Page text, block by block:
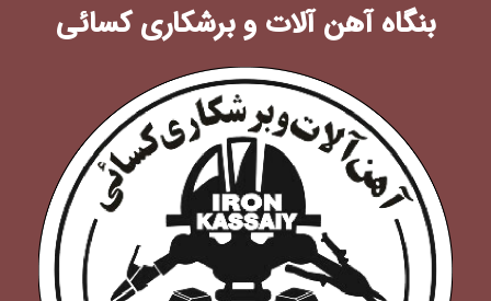
بنگاه آهن آلات و برشکاری کسائی